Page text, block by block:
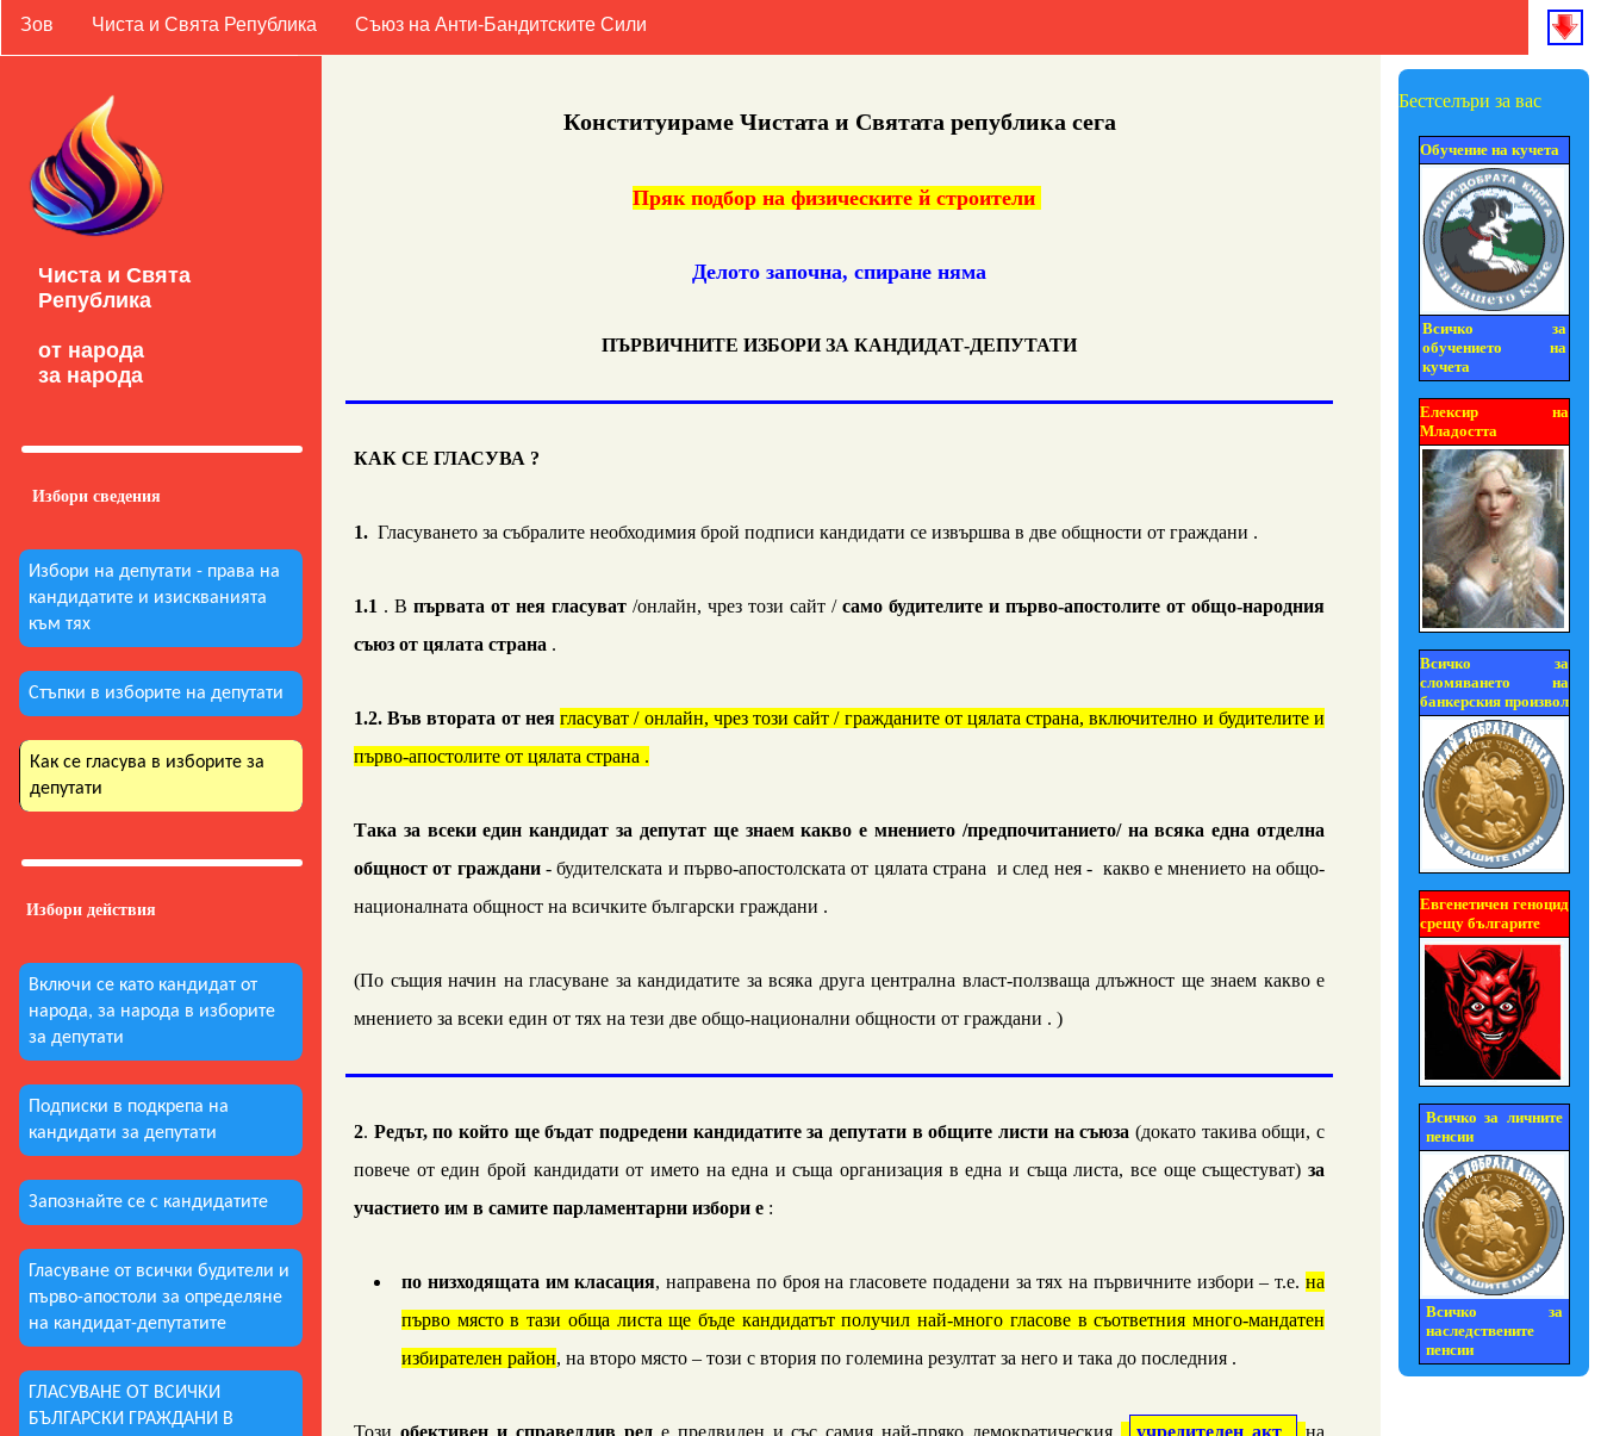
Зов Чиста и Свята Република Съюз на Анти-Бандитските Сили
Чиста и Свята
Република
от народа
за народа
Избори сведения
Избори на депутати - права на
кандидатите и изискванията
към тях
Стъпки в изборите на депутати
Как се гласува в изборите за
депутати
Избори действия
Включи се като кандидат от
народа, за народа в изборите
за депутати
Подписки в подкрепа на
кандидати за депутати
Запознайте се с кандидатите
Гласуване от всички будители и
първо-апостоли за определяне
на кандидат-депутатите
ГЛАСУВАНЕ ОТ ВСИЧКИ
БЪЛГАРСКИ ГРАЖДАНИ В
Конституираме Чистата и Святата република сега
Пряк подбор на физическите й строители
Делото започна, спиране няма
ПЪРВИЧНИТЕ ИЗБОРИ ЗА КАНДИДАТ-ДЕПУТАТИ
КАК СЕ ГЛАСУВА ?
1. Гласуването за събралите необходимия брой подписи кандидати се извършва в две общности от граждани .
1.1 . В първата от нея гласуват /онлайн, чрез този сайт /само будителите и първо-апостолите от общо-народния
съюз от цялата страна .
1.2. Във втората от неягласуват / онлайн, чрез този сайт / гражданите от цялата страна, включително и будителите и
първо-апостолите от цялата страна .
Така за всеки един кандидатза депутат ще знаем какво е мнението /предпочитанието/ на всяка една отделна
общност от граждани- будителската и първо-апостолската от цялата страна и след нея - какво емнението на общо-
националната общност на всичките български граждани .
(По същия начин на гласуване за кандидатите за всяка друга централна власт-ползваща длъжност ще знаем какво е
мнението за всеки един от тях на тези две общо-национални общности от граждани . )
2. Редът, по който ще бъдат подредени кандидатите за депутати в общите листи на съюза (докато такива общи, с
повече от един брой кандидати от името на една и съща организация в една и съща листа, все още същестуват) за
участието им в самите парламентарни избори е :
по низходящата им класация, направена по броя на гласовете подадени за тях на първичните избори – т.е.на
първо място в тази обща листа ще бъде кандидатът получил най-много гласове в съответния много-мандатен
избирателен район, на второ място – този с втория по големина резултат за него и така до последния .
Този обективен и справедлив реде предвиден и със самия най-пряко демократическия учредителен акт
на
Бестселъри за вас
Обучение на кучета
Всичко за
обучението на
кучета
Елексир на
Младостта
Всичко за
сломяването на
банкерския произвол
Евгенетичен геноцид
срещу българите
Всичко за личните
пенсии
Всичко за
наследствените
пенсии